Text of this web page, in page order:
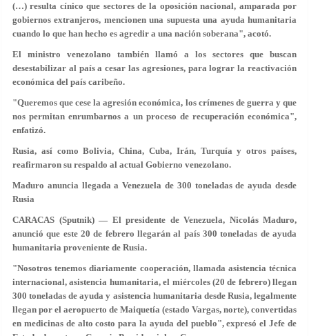
(…) resulta cínico que sectores de la oposición nacional, amparada por
gobiernos extranjeros, mencionen una supuesta una ayuda humanitaria
cuando lo que han hecho es agredir a una nación soberana", acotó.
El ministro venezolano también llamó a los sectores que buscan
desestabilizar al país a cesar las agresiones, para lograr la reactivación
económica del país caribeño.
"Queremos que cese la agresión económica, los crímenes de guerra y que
nos permitan enrumbarnos a un proceso de recuperación económica",
enfatizó.
Rusia, así como Bolivia, China, Cuba, Irán, Turquía y otros países,
reafirmaron su respaldo al actual Gobierno venezolano.
Maduro anuncia llegada a Venezuela de 300 toneladas de ayuda desde
Rusia
CARACAS (Sputnik) — El presidente de Venezuela, Nicolás Maduro,
anunció que este 20 de febrero llegarán al país 300 toneladas de ayuda
humanitaria proveniente de Rusia.
"Nosotros tenemos diariamente cooperación, llamada asistencia técnica
internacional, asistencia humanitaria, el miércoles (20 de febrero) llegan
300 toneladas de ayuda y asistencia humanitaria desde Rusia, legalmente
llegan por el aeropuerto de Maiquetía (estado Vargas, norte), convertidas
en medicinas de alto costo para la ayuda del pueblo", expresó el Jefe de